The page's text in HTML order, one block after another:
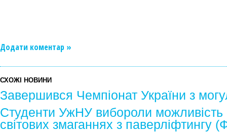
Додати коментар »
СХОЖІ НОВИНИ
Завершився Чемпіонат України з
Студенти УжНУ вибороли можливість
світових змаганнях з паверліфтингу